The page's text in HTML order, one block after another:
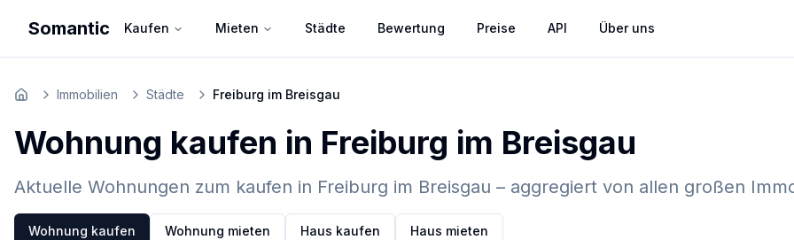
Somantic Kaufen Mieten Städte Bewertung Preise API Über uns
Home Immobilien Städte Freiburg im Breisgau
Wohnung kaufen in Freiburg im Breisgau
Aktuelle Wohnungen zum kaufen in Freiburg im Breisgau – aggregiert von allen großen
Wohnung kaufen Wohnung mieten Haus kaufen Haus mieten